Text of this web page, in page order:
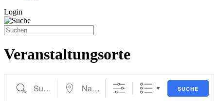
Login
Veranstaltungsorte
Suche Nahe ... SUCHE